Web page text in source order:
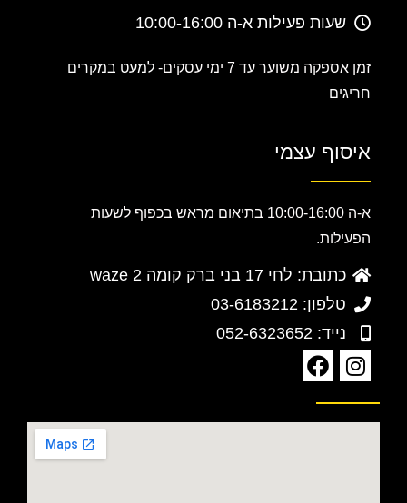
שעות פעילות א-ה 10:00-16:00
זמן אספקה משוער עד 7 ימי עסקים-
למעט במקרים
חריגים
איסוף עצמי
א-ה 10:00-16:00 בתיאום מראש בכפוף לשעות
הפעילות.
כתובת: לחי 17 בני ברק קומה 2 waze
טלפון: 03-6183212
נייד: 052-6323652